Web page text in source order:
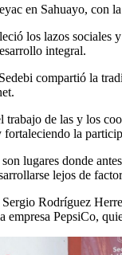
en Sahuayo, con
los lazos sociales
integral.
compartió la
de las y los
fortaleciendo la
lugares donde
lejos de
Rodríguez
PepsiCo,